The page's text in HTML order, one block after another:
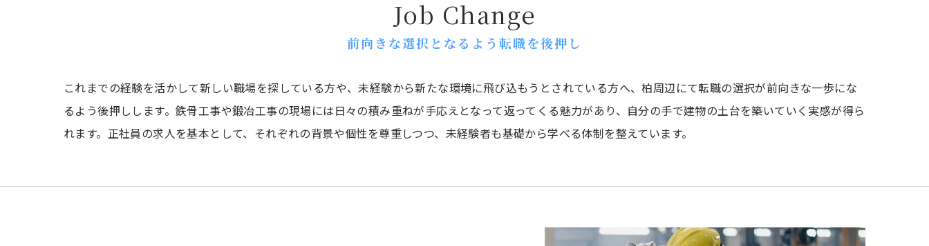
前向きな選択となるよう転職を後押し
Job Change
これまでの経験を活かして新しい職場を探している方や、未経験から新たな環境に飛び込もうとされている方へ、柏周辺にて転職の選択が前向きな一歩にな
るよう後押しします。鉄骨工事や鍛冶工事の現場には日々の積み重ねが手応えとなって返ってくる魅力があり、自分の手で建物の土台を築いていく実感が得ら
れます。正社員の求人を基本として、それぞれの背景や個性を尊重しつつ、未経験者も基礎から学べる体制を整えています。